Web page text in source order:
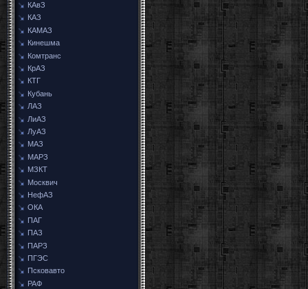
КАвЗ
КАЗ
КАМАЗ
Кинешма
Комтранс
КрАЗ
КТГ
Кубань
ЛАЗ
ЛиАЗ
ЛуАЗ
МАЗ
МАРЗ
МЗКТ
Москвич
НефАЗ
ОКА
ПАГ
ПАЗ
ПАРЗ
ПГЭС
Псковавто
РАФ